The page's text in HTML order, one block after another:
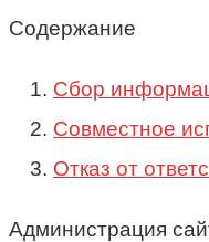
Содержание
Сбор
Совместное
Отказ от
Администрация